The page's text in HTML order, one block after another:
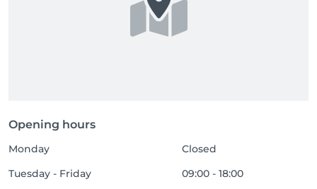
Opening hours
Monday
Closed
Tuesday - Friday
09:00 - 18:00